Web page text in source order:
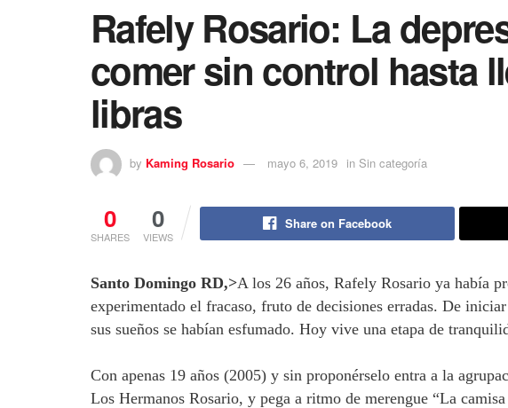
Rafely Rosario: La
comer sin control hasta
libras
by Kaming Rosario mayo 6, 2019 in Sin categoría
0
SHARES
0
VIEWS
Share on Facebook
Santo Domingo RD,>A los 26 años, Rafely Rosario ya había
experimentado el fracaso, fruto de decisiones erradas. De
sus sueños se habían esfumado. Hoy vive una etapa de
Con apenas 19 años (2005) y sin proponérselo entra a la
Los Hermanos Rosario, y pega a ritmo de merengue “La